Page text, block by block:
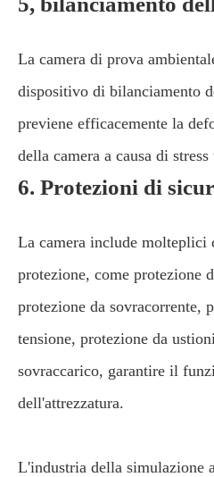
La camera di prova
dispositivo di bilanciamento
previene efficacemente la
della camera a causa di
6. Protezioni di
La camera include molteplici
protezione, come protezione
protezione da sovracorrente,
tensione, protezione da
sovraccarico, garantire il
dell'attrezzatura.
L'industria della simulazione